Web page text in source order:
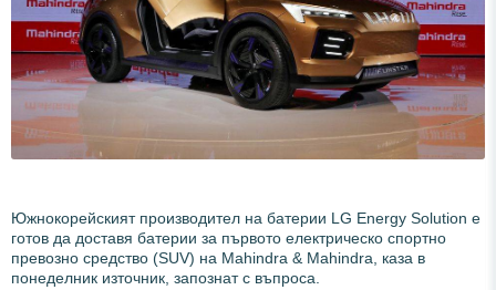
Южнокорейският производител на батерии LG Energy Solution е
готов да доставя батерии за първото електрическо спортно
превозно средство (SUV) на Mahindra & Mahindra, каза в
понеделник източник, запознат с въпроса.